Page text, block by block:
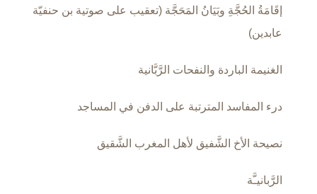
إقَامَةُ الحُجَّةِ وبَيَانُ المَحَجَّة (تعقيب على صوتية بن حنفيّة
عابدين)
الغنيمة الباردة والنفحات الرَّبَّانية
درء المفاسد المترتبة على الدفن في المساجد
نصيحة الأخ الشَّفيق لأهل المغرب الشَّقيق
الرَّبانيـَّة